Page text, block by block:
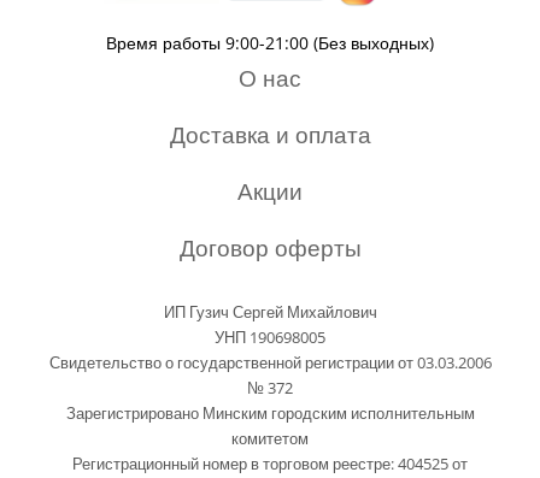
Время работы 9:00-21:00 (Без выходных)
О нас
Доставка и оплата
Акции
Договор оферты
ИП Гузич Сергей Михайлович
УНП 190698005
Свидетельство о государственной регистрации от 03.03.2006
№ 372
Зарегистрировано Минским городским исполнительным
комитетом
Регистрационный номер в торговом реестре: 404525 от